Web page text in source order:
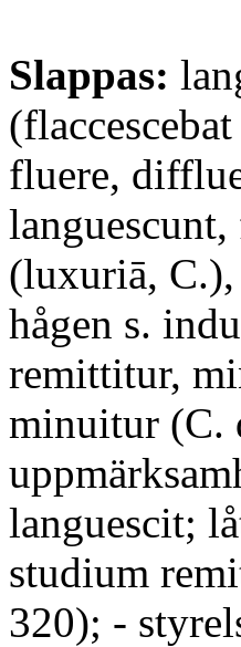
Slappas:
fluere,
(luxuriā,
hågen s.
remittitur,
minuitur (C.
languescit;
studium
320); -